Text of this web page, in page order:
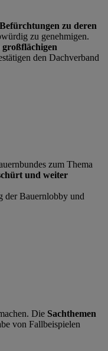
zu deren
zu genehmigen.
großflächigen
den Dachverband
zum Thema
und weiter
der Bauernlobby und
Die Sachthemen
von Fallbeispielen